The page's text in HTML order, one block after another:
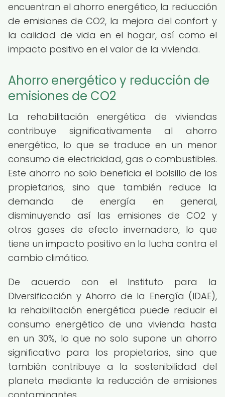
encuentran el ahorro energético, la reducción
de emisiones de CO2, la mejora del confort y
la calidad de vida en el hogar, así como el
impacto positivo en el valor de la vivienda.
Ahorro energético y reducción de
emisiones de CO2
La rehabilitación energética de viviendas
contribuye significativamente al ahorro
energético, lo que se traduce en un menor
consumo de electricidad, gas o combustibles.
Este ahorro no solo beneficia el bolsillo de los
propietarios, sino que también reduce la
demanda de energía en general,
disminuyendo así las emisiones de CO2 y
otros gases de efecto invernadero, lo que
tiene un impacto positivo en la lucha contra el
cambio climático.
De acuerdo con el Instituto para la
Diversificación y Ahorro de la Energía (IDAE),
la rehabilitación energética puede reducir el
consumo energético de una vivienda hasta
en un 30%, lo que no solo supone un ahorro
significativo para los propietarios, sino que
también contribuye a la sostenibilidad del
planeta mediante la reducción de emisiones